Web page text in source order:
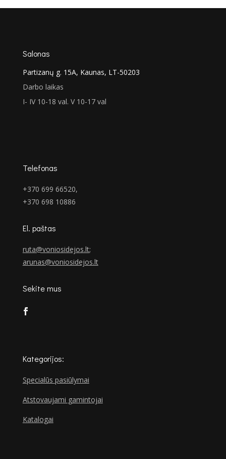
€106.00.€90.00.
Salonas
Partizanų g. 15A, Kaunas, LT-50203
Darbo laikas
I- IV 10-18 val. V 10-17 val
Telefonas
+370 699 66520,
+370 698 10886
El. paštas
ruta@voniosidejos.lt;
arunas@voniosidejos.lt
Sekite mus
Kategorijos:
Specialūs pasiūlymai
Atstovaujami gamintojai
Katalogai